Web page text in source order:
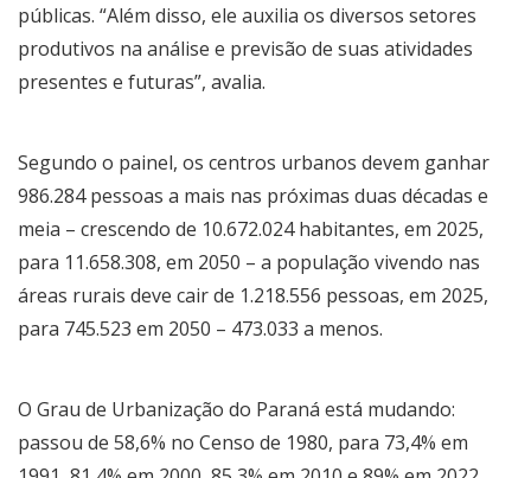
públicas. “Além disso, ele auxilia os diversos setores
produtivos na análise e previsão de suas atividades
presentes e futuras”, avalia.
Segundo o painel, os centros urbanos devem ganhar
986.284 pessoas a mais nas próximas duas décadas e
meia – crescendo de 10.672.024 habitantes, em 2025,
para 11.658.308, em 2050 – a população vivendo nas
áreas rurais deve cair de 1.218.556 pessoas, em 2025,
para 745.523 em 2050 – 473.033 a menos.
O Grau de Urbanização do Paraná está mudando:
passou de 58,6% no Censo de 1980, para 73,4% em